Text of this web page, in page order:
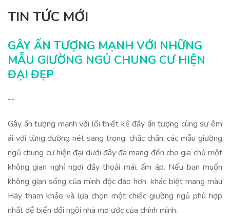
TIN TỨC MỚI
GÂY ẤN TƯỢNG MẠNH VỚI NHỮNG
MẪU GIƯỜNG NGỦ CHUNG CƯ HIỆN
ĐẠI ĐẸP
--
Gây ấn tượng mạnh với lối thiết kế đầy ấn tượng cùng sự êm
ái với từng đường nét sang trọng, chắc chắn, các mẫu giường
ngủ chung cư hiện đại dưới đây đã mang đến cho gia chủ một
không gian nghỉ ngơi đầy thoải mái, ấm áp. Nếu bạn muốn
không gian sống của mình độc đáo hơn, khác biệt mang màu
Hãy tham khảo và lựa chọn một chiếc giường ngủ phù hợp
nhất để biến đổi ngôi nhà mơ ước của chính mình.